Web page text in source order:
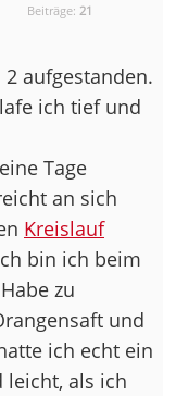
Beiträge: 21
aufgestanden.
ich tief und
Tage
an sich
Kreislauf
bin ich beim
zu
und
ich echt ein
leicht, als ich